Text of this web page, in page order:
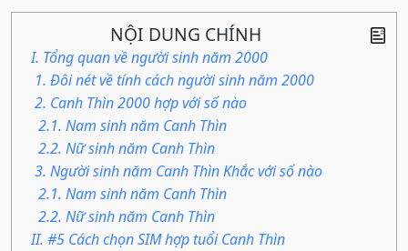
NỘI DUNG CHÍNH
I. Tổng quan về người sinh năm 2000
1. Đôi nét về tính cách người sinh năm 2000
2. Canh Thìn 2000 hợp với số nào
2.1. Nam sinh năm Canh Thìn
2.2. Nữ sinh năm Canh Thìn
3. Người sinh năm Canh Thìn Khắc với số nào
2.1. Nam sinh năm Canh Thìn
2.2. Nữ sinh năm Canh Thìn
II. #5 Cách chọn SIM hợp tuổi Canh Thìn